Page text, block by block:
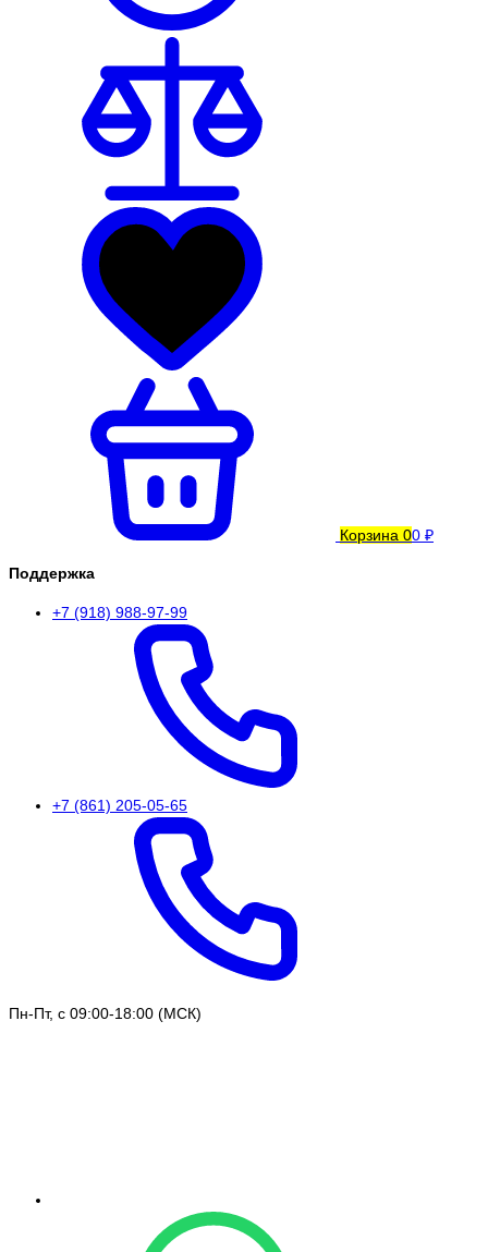
Корзина 00 ₽
Поддержка
+7 (918) 988-97-99
+7 (861) 205-05-65
Пн-Пт, с 09:00-18:00 (МСК)